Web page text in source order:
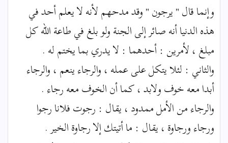
وإنما قال " يرجون " وقد مدحهم لأنه لا يعلم أحد في
هذه الدنيا أنه صائر إلى الجنة ولو بلغ في طاعة الله كل
مبلغ ، لأمرين : أحدهما : لا يدري بما يختم له .
والثاني : لئلا يتكل على عمله ، والرجاء ينعم ، والرجاء
أبدا معه خوف ولابد ، كما أن الخوف معه رجاء .
والرجاء من الأمل ممدود ، يقال : رجوت فلانا رجوا
ورجاء ورجاوة ، يقال : ما أتيتك إلا رجاوة الخير .